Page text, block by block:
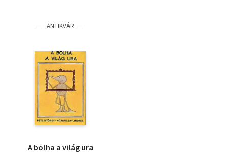
Tankönyv, segédkönyv
Társadalomtudomány
Természettudomány
Történelem
ANTIKVÁR
A bolha a világ ura